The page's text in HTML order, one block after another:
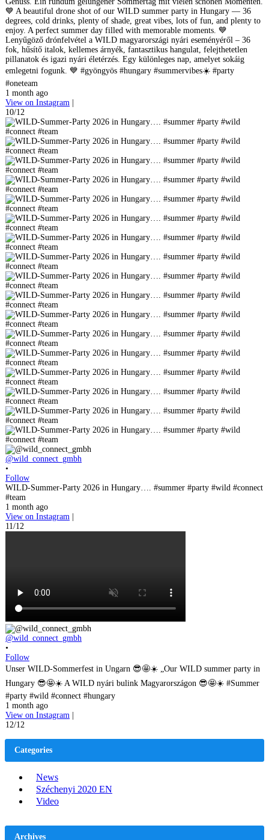
💙 A beautiful drone shot of our WILD summer party in Hungary — 36
degrees, cold drinks, plenty of shade, great vibes, lots of fun, and plenty to
enjoy. A perfect summer day filled with memorable moments. 💙
Lenyűgöző drónfelvétel a WILD magyarországi nyári eseményéről – 36
fok, hűsítő italok, kellemes árnyék, fantasztikus hangulat, felejthetetlen
pillanatok és igazi nyári életérzés. Egy különleges nap, amelyet sokáig
emlegetni fogunk. 💙 #gyöngyös #hungary #summervibes☀️ #party
#oneteam
1 month ago
View on Instagram |
10/12
@wild_connect_gmbh
•
Follow
WILD-Summer-Party 2026 in Hungary…. #summer #party #wild #connect
#team
1 month ago
View on Instagram |
11/12
@wild_connect_gmbh
•
Follow
Unser WILD-Sommerfest in Ungarn 😎🤩☀️ „Our WILD summer party in
Hungary 😎🤩☀️ A WILD nyári bulink Magyarországon 😎🤩☀️ #Summer
#party #wild #connect #hungary
1 month ago
View on Instagram |
12/12
Categories
News
Széchenyi 2020 EN
Video
Archives